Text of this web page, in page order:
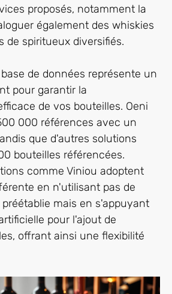
proposés, notamment la
également des whiskies
de spiritueux diversifiés.
de données représente un
pour garantir la
de vos bouteilles. Oeni
000 références avec un
que d'autres solutions
bouteilles référencées.
comme Viniou adoptent
en n'utilisant pas de
mais en s'appuyant
pour l'ajout de
offrant ainsi une flexibilité